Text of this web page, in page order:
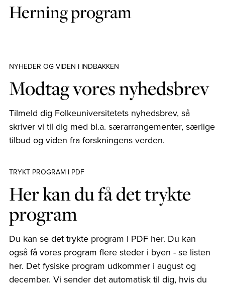
Herning program
NYHEDER OG VIDEN I INDBAKKEN
Modtag vores nyhedsbrev
Tilmeld dig Folkeuniversitetets nyhedsbrev, så
skriver vi til dig med bl.a. særarrangementer, særlige
tilbud og viden fra forskningens verden.
TRYKT PROGRAM I PDF
Her kan du få det trykte
program
Du kan se det trykte program i PDF her. Du kan
også få vores program flere steder i byen - se listen
her. Det fysiske program udkommer i august og
december. Vi sender det automatisk til dig, hvis du